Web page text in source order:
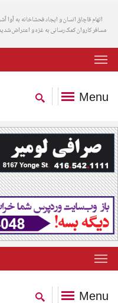
مسافر کاروان کمک‌رسانی به غزه و اعتراض شدید
Menu
Menu